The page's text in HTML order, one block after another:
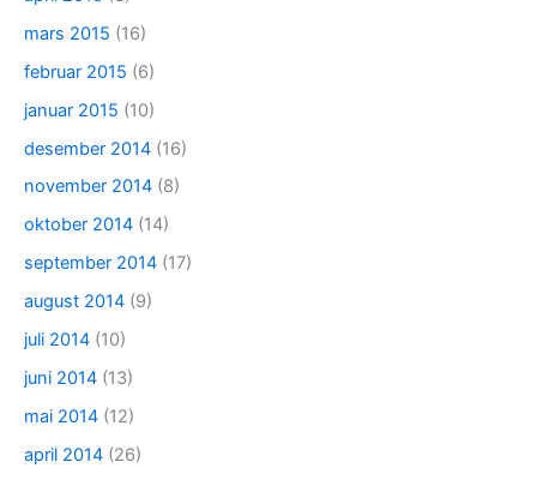
mars 2015 (16)
februar 2015 (6)
januar 2015 (10)
desember 2014 (16)
november 2014 (8)
oktober 2014 (14)
september 2014 (17)
august 2014 (9)
juli 2014 (10)
juni 2014 (13)
mai 2014 (12)
april 2014 (26)